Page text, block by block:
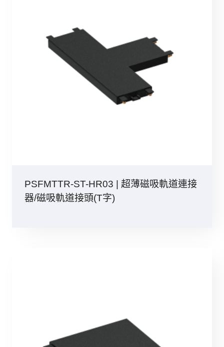
PSFMTTR-ST-HR03 | 超薄磁吸軌道連接
器/磁吸軌道接頭(T字)